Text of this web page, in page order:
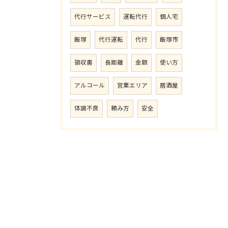
代行サービス 運転代行 個人宅
飯塚 代行運転 代行 飯塚市
領収書 長距離 金額 使い方
アルコール 営業エリア 居酒屋
体調不良 頼み方 安全